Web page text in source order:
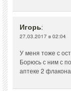
Игорь:
27.03.2017 в 02:04
У меня тоже с
Борюсь с ним с
аптеке 2